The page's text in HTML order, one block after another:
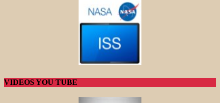
VIDEOS YOU TUBE